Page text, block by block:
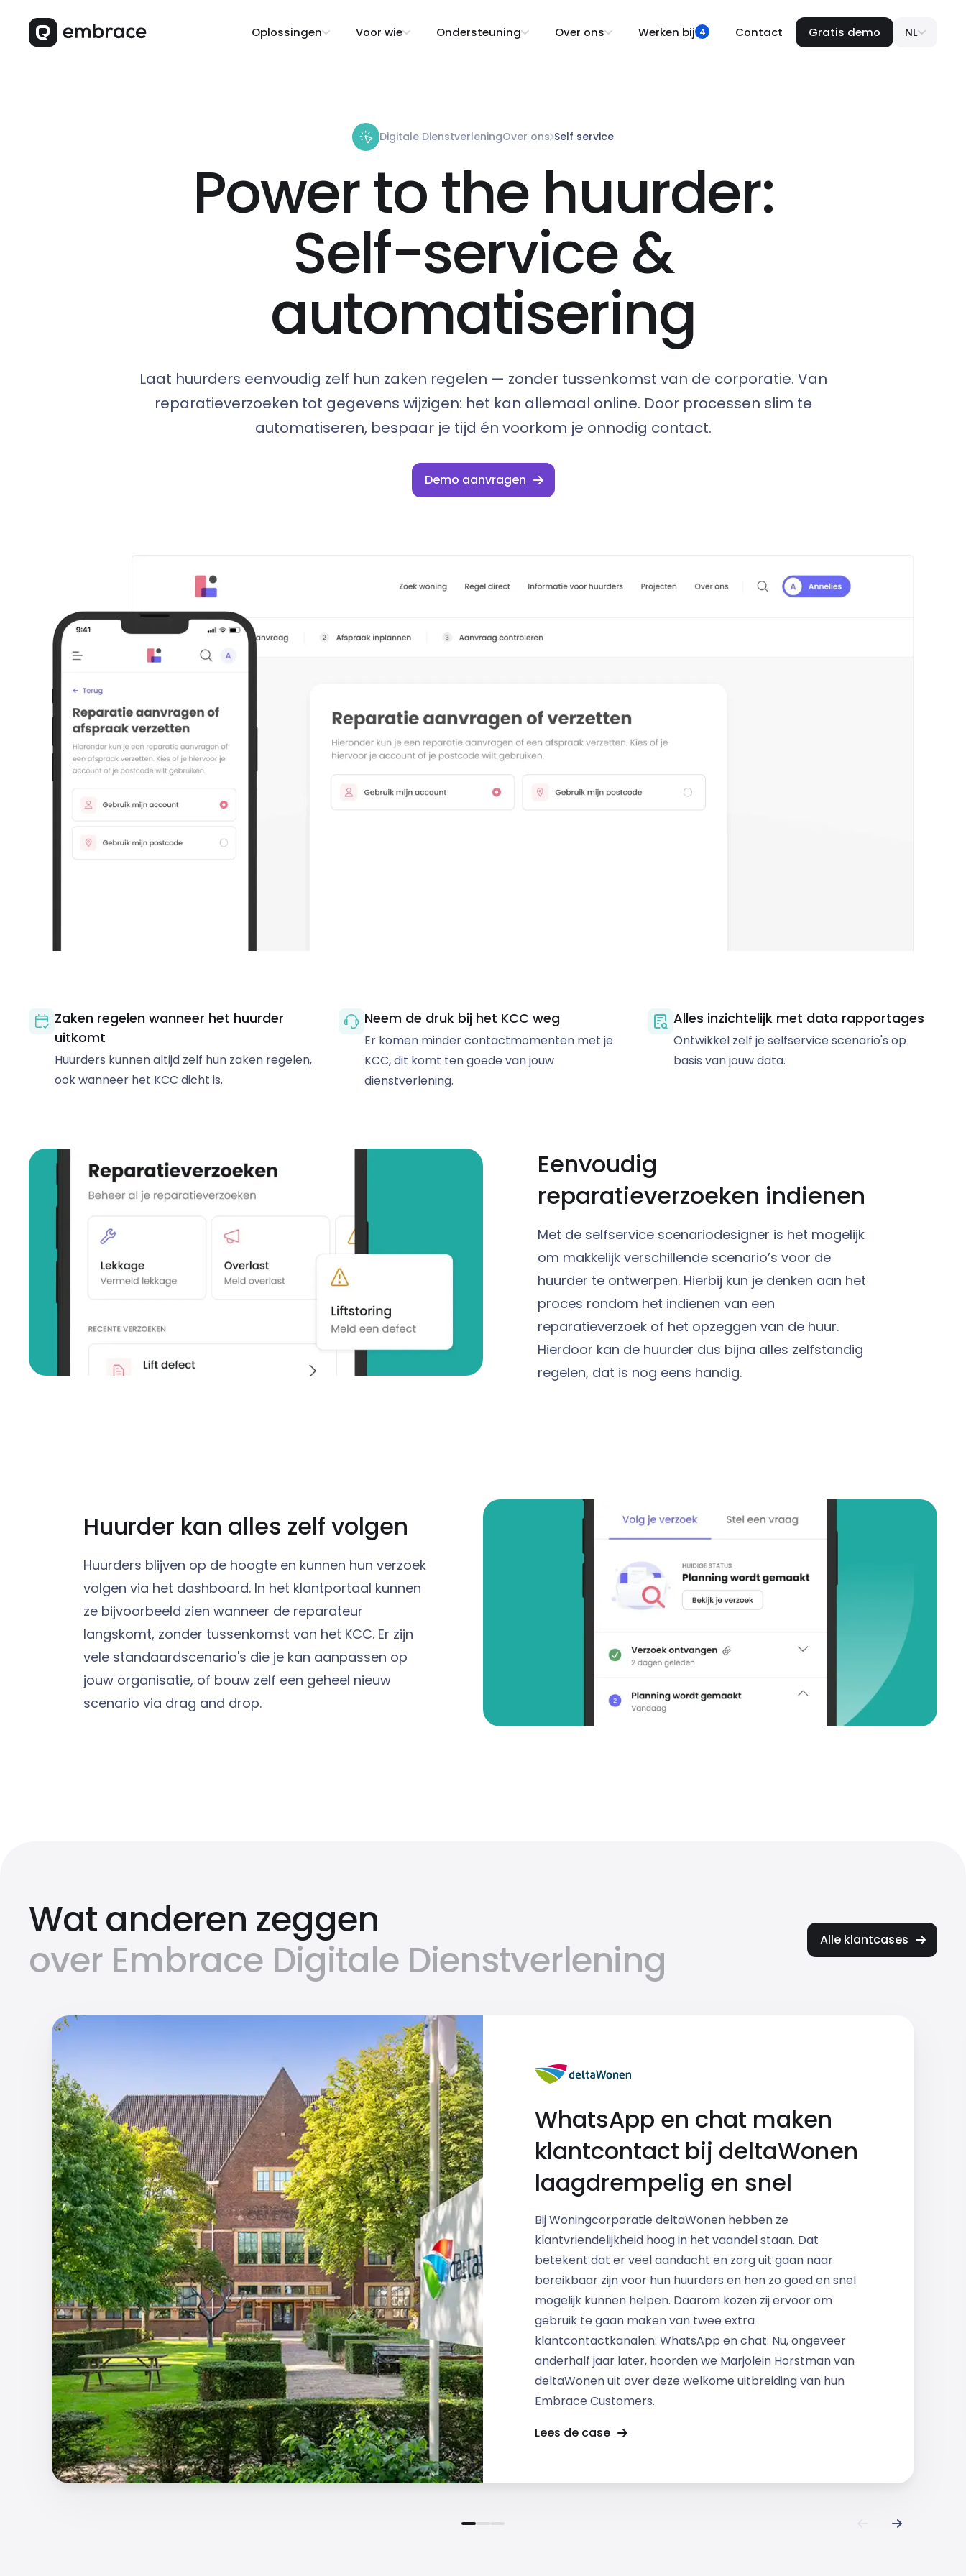
Oplossingen Voor wie Ondersteuning Over ons Werken bij 4 Contact Gratis demo NL
Digitale DienstverleningOver ons Self service
Power to the huurder:
Self-service &
automatisering
Laat huurders eenvoudig zelf hun zaken regelen — zonder tussenkomst van de corporatie. Van
reparatieverzoeken tot gegevens wijzigen: het kan allemaal online. Door processen slim te
automatiseren, bespaar je tijd én voorkom je onnodig contact.
Demo aanvragen
Zaken regelen wanneer het huurder
uitkomt
Huurders kunnen altijd zelf hun zaken regelen,
ook wanneer het KCC dicht is.
Neem de druk bij het KCC weg
Er komen minder contactmomenten met je
KCC, dit komt ten goede van jouw
dienstverlening.
Alles inzichtelijk met data rapportages
Ontwikkel zelf je selfservice scenario's op
basis van jouw data.
Eenvoudig
reparatieverzoeken indienen
Met de selfservice scenariodesigner is het mogelijk
om makkelijk verschillende scenario’s voor de
huurder te ontwerpen. Hierbij kun je denken aan het
proces rondom het indienen van een
reparatieverzoek of het opzeggen van de huur.
Hierdoor kan de huurder dus bijna alles zelfstandig
regelen, dat is nog eens handig.
Huurder kan alles zelf volgen
Huurders blijven op de hoogte en kunnen hun verzoek
volgen via het dashboard. In het klantportaal kunnen
ze bijvoorbeeld zien wanneer de reparateur
langskomt, zonder tussenkomst van het KCC. Er zijn
vele standaardscenario's die je kan aanpassen op
jouw organisatie, of bouw zelf een geheel nieuw
scenario via drag and drop.
Wat anderen zeggen
over Embrace Digitale Dienstverlening
Alle klantcases
WhatsApp en chat maken
klantcontact bij deltaWonen
laagdrempelig en snel
Bij Woningcorporatie deltaWonen hebben ze
klantvriendelijkheid hoog in het vaandel staan. Dat
betekent dat er veel aandacht en zorg uit gaan naar
bereikbaar zijn voor hun huurders en hen zo goed en snel
mogelijk kunnen helpen. Daarom kozen zij ervoor om
gebruik te gaan maken van twee extra
klantcontactkanalen: WhatsApp en chat. Nu, ongeveer
anderhalf jaar later, hoorden we Marjolein Horstman van
deltaWonen uit over deze welkome uitbreiding van hun
Embrace Customers.
Lees de case